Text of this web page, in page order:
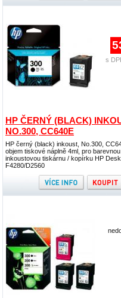
HP ČERNÝ (BLACK)
NO.300, CC640E
HP černý (black) inkoust, No.300,
objem tiskové náplně 4ml, pro barevnou
inkoustovou tiskárnu / kopírku HP
F4280/D2560
s